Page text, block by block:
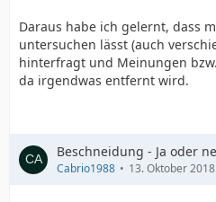
Daraus habe ich gelernt, dass
untersuchen lässt (auch
hinterfragt und Meinungen
da irgendwas entfernt wird.
Beschneidung - Ja oder
Cabrio1988 13. Oktober